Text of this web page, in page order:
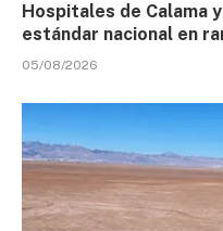
Hospitales de Calama
estándar nacional en
05/08/2026